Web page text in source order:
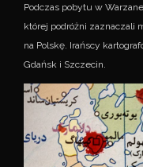
Podczas pobytu w
której podróżni zaznaczali
na Polskę. Irańscy
Gdańsk i Szczecin.